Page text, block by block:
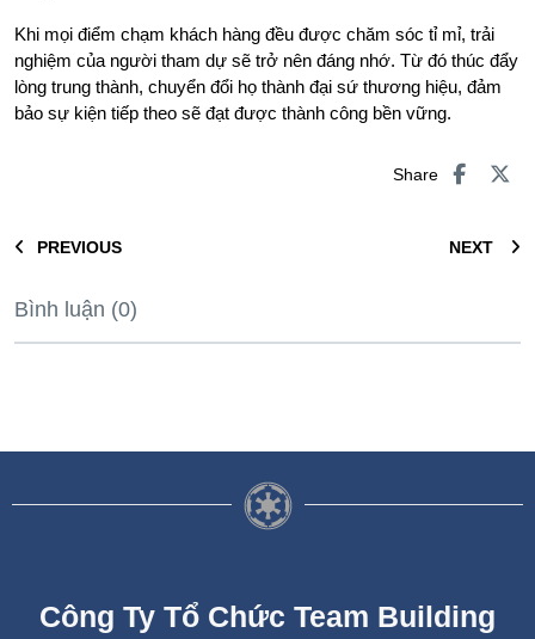
Khi mọi điểm chạm khách hàng đều được chăm sóc tỉ mỉ, trải
nghiệm của người tham dự sẽ trở nên đáng nhớ. Từ đó thúc đẩy
lòng trung thành, chuyển đổi họ thành đại sứ thương hiệu, đảm
bảo sự kiện tiếp theo sẽ đạt được thành công bền vững.
Share
PREVIOUS NEXT
Bình luận (0)
Công Ty Tổ Chức Team Building